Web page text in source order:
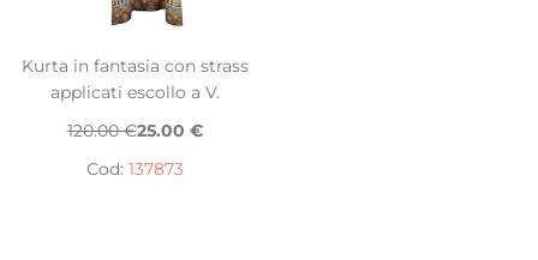
Kurta in fantasia con strass
applicati escollo a V.
120.00 €25.00 €
Cod: 137873